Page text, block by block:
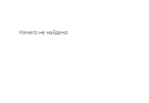
Ничего не найдено